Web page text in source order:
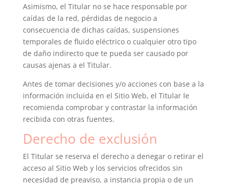
Asimismo, el Titular no se hace responsable por
caídas de la red, pérdidas de negocio a
consecuencia de dichas caídas, suspensiones
temporales de fluido eléctrico o cualquier otro tipo
de daño indirecto que te pueda ser causado por
causas ajenas a el Titular.
Antes de tomar decisiones y/o acciones con base a la
información incluida en el Sitio Web, el Titular le
recomienda comprobar y contrastar la información
recibida con otras fuentes.
Derecho de exclusión
El Titular se reserva el derecho a denegar o retirar el
acceso al Sitio Web y los servicios ofrecidos sin
necesidad de preaviso, a instancia propia o de un